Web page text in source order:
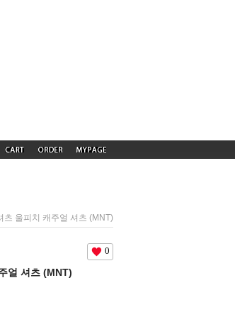
울피치 캐주얼 셔츠 (MNT)
0
얼 셔츠 (MNT)